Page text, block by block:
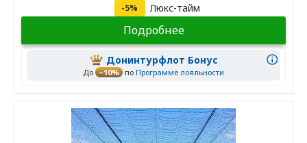
-5% Люкс-тайм
Подробнее
Донинтурфлот Бонус
До –10% по Программе лояльности